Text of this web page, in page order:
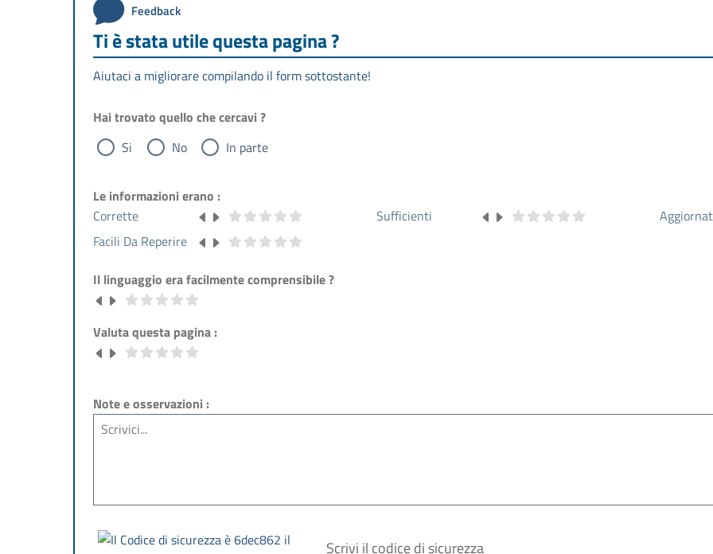
Feedback
Ti è stata utile questa pagina ?
Aiutaci a migliorare compilando il form sottostante!
Hai trovato quello che cercavi ?
Si
No In parte
Le informazioni erano :
Corrette
Sufficienti
Facili Da Reperire
Il linguaggio era facilmente comprensibile ?
Valuta questa pagina :
Note e osservazioni :